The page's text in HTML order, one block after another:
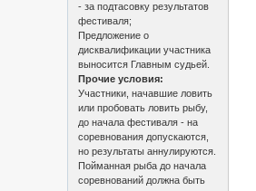
- за подтасовку результатов
фестиваля;
Предложение о
дисквалификации участника
выносится Главным судьей.
Прочие условия:
Участники, начавшие ловить
или пробовать ловить рыбу,
до начала фестиваля - на
соревнования допускаются,
но результаты аннулируются.
Пойманная рыба до начала
соревнований должна быть